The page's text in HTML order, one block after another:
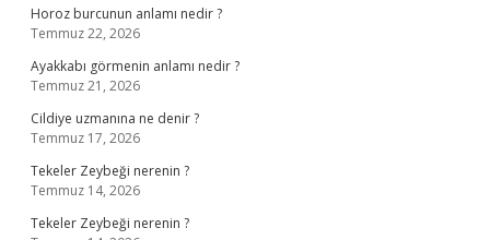
Horoz burcunun anlamı nedir ?
Temmuz 22, 2026
Ayakkabı görmenin anlamı nedir ?
Temmuz 21, 2026
Cildiye uzmanına ne denir ?
Temmuz 17, 2026
Tekeler Zeybeği nerenin ?
Temmuz 14, 2026
Tekeler Zeybeği nerenin ?